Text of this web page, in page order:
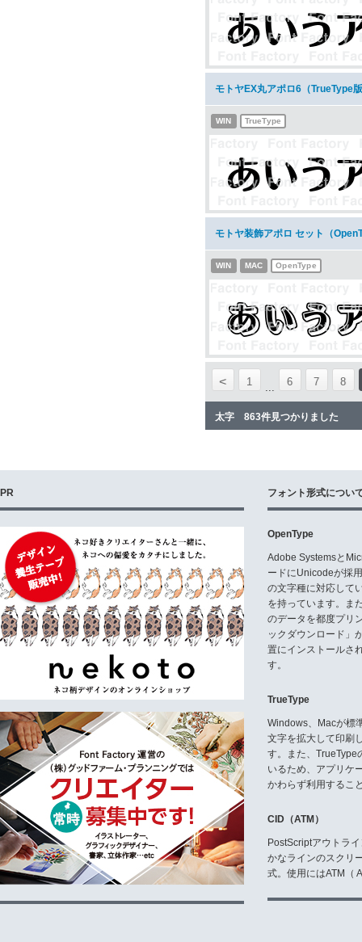
モトヤEX丸アポロ6（TrueType
WIN TrueType
モトヤ装飾アポロ セット（
WIN MAC OpenType
< 1 ... 6 7 8
太字 863件見つかりました
PR フォント形式につい
OpenType
Adobe Systemsと
ードにUnicodeが採
の文字種に対応して
を持っています。ま
のデータを都度プリ
ックダウンロード」
置にインストールさ
す。
TrueType
Windows、Macが標
文字を拡大して印刷
す。また、TrueType
いるため、アプリケ
かわらず利用するこ
CID（ATM）
PostScriptアウトラ
かなラインのスクリ
式。使用にはATM（